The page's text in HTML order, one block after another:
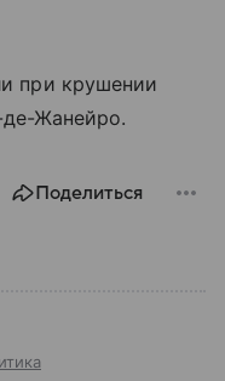
при крушении
де-Жанейро.
Поделиться